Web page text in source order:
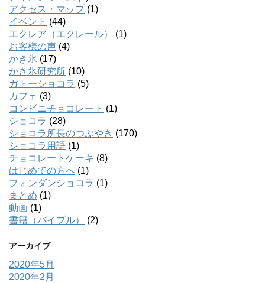
アクセス・マップ(1)
イベント (44)
エクレア（エクレール）
(1)
お客様の声 (4)
かき氷 (17)
かき氷研究所 (10)
ガトーショコラ (5)
カフェ (3)
コンビニチョコレート (1)
ショコラ (28)
ショコラ所長のつぶやき (170)
ショコラ用語 (1)
チョコレートケーキ (8)
はじめての方へ (1)
フォンダンショコラ (1)
まとめ (1)
動画 (1)
書籍（バイブル）
(2)
アーカイブ
2020年5月
2020年2月